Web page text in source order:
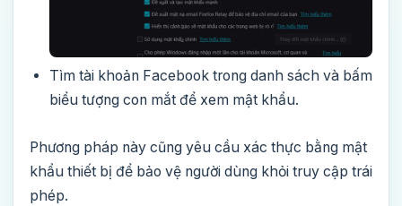
Tìm tài khoản Facebook trong danh sách và bấm
biểu tượng con mắt để xem mật khẩu.
Phương pháp này cũng yêu cầu xác thực bằng mật
khẩu thiết bị để bảo vệ người dùng khỏi truy cập trái
phép.